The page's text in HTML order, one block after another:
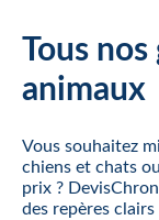
Tous nos
animaux
Vous souhaitez
chiens et chats
prix ?
des repères